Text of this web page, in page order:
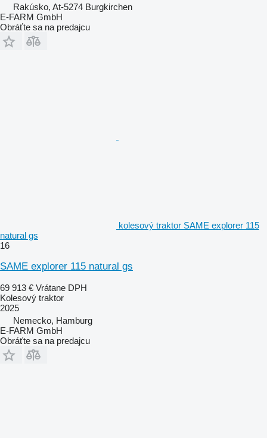
Rakúsko, At-5274 Burgkirchen
E-FARM GmbH
Obráťte sa na predajcu
kolesový traktor SAME explorer 115
natural gs
16
SAME explorer 115 natural gs
69 913 € Vrátane DPH
Kolesový traktor
2025
Nemecko, Hamburg
E-FARM GmbH
Obráťte sa na predajcu